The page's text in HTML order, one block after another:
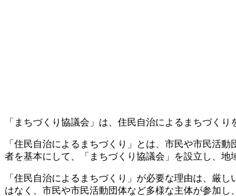
「まちづくり協議会」は、住民自治によるまちづく
「住民自治によるまちづくり」とは、市民や市民活
者を基本にして、「まちづくり協議会」を設立し、地
「住民自治によるまちづくり」が必要な理由は、厳
はなく、市民や市民活動団体など多様な主体が参加